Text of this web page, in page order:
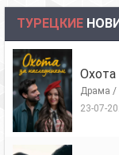
ТУРЕЦКИЕ
Охота
Драма /
23-07-